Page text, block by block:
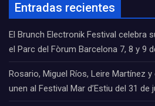
Entradas recientes
El Brunch Electronik Festival celebra
el Parc del Fòrum Barcelona 7, 8 y 9
Rosario, Miguel Ríos, Leire Martínez
unen al Festival Mar d’Estiu del 31